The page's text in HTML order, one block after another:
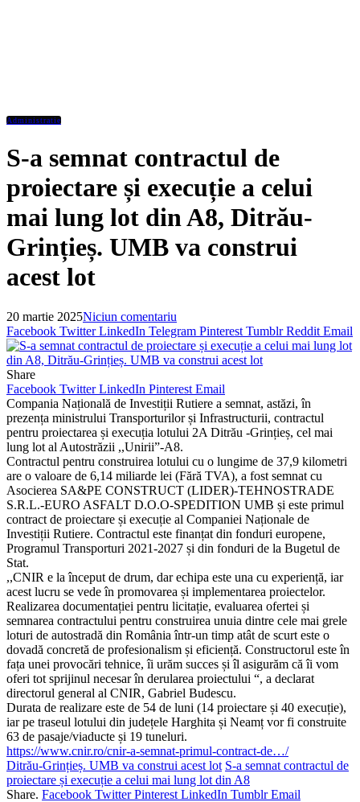
Administratie
S-a semnat contractul de
proiectare și execuție a celui
mai lung lot din A8, Ditrău-
Grințieș. UMB va construi
acest lot
20 martie 2025Niciun comentariu
Facebook Twitter LinkedIn Telegram Pinterest Tumblr Reddit Email
Share
Facebook Twitter LinkedIn Pinterest Email
Compania Națională de Investiții Rutiere a semnat, astăzi, în
prezența ministrului Transporturilor și Infrastructurii, contractul
pentru proiectarea și execuția lotului 2A Ditrău -Grințieș, cel mai
lung lot al Autostrăzii ,,Unirii”-A8.
Contractul pentru construirea lotului cu o lungime de 37,9 kilometri
are o valoare de 6,14 miliarde lei (Fără TVA), a fost semnat cu
Asocierea SA&PE CONSTRUCT (LIDER)-TEHNOSTRADE
S.R.L.-EURO ASFALT D.O.O-SPEDITION UMB și este primul
contract de proiectare și execuție al Companiei Naționale de
Investiții Rutiere. Contractul este finanțat din fonduri europene,
Programul Transporturi 2021-2027 și din fonduri de la Bugetul de
Stat.
,,CNIR e la început de drum, dar echipa este una cu experiență, iar
acest lucru se vede în promovarea și implementarea proiectelor.
Realizarea documentației pentru licitație, evaluarea ofertei și
semnarea contractului pentru construirea unuia dintre cele mai grele
loturi de autostradă din România într-un timp atât de scurt este o
dovadă concretă de profesionalism și eficiență. Constructorul este în
fața unei provocări tehnice, îi urăm succes și îl asigurăm că îi vom
oferi tot sprijinul necesar în derularea proiectului “, a declarat
directorul general al CNIR, Gabriel Budescu.
Durata de realizare este de 54 de luni (14 proiectare și 40 execuție),
iar pe traseul lotului din județele Harghita și Neamț vor fi construite
63 de pasaje/viaducte și 19 tuneluri.
https://www.cnir.ro/cnir-a-semnat-primul-contract-de…/
Ditrău-Grințieș. UMB va construi acest lot S-a semnat contractul de
proiectare și execuție a celui mai lung lot din A8
Share. Facebook Twitter Pinterest LinkedIn Tumblr Email